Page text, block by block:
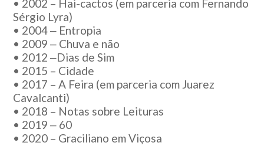
• 2002 – Hai-cactos (em parceria com Fernando
Sérgio Lyra)
• 2004 ‒ Entropia
• 2009 ‒ Chuva e não
• 2012 ‒Dias de Sim
• 2015 – Cidade
• 2017 – A Feira (em parceria com Juarez
Cavalcanti)
• 2018 – Notas sobre Leituras
• 2019 ‒ 60
• 2020 – Graciliano em Viçosa